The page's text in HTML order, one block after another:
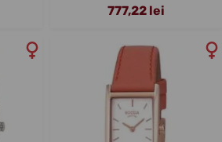
777,22 lei